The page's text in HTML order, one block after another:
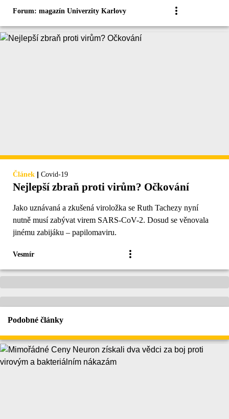
Forum: magazín Univerzity Karlovy
Článek | Covid-19
Nejlepší zbraň proti virům? Očkování
Jako uznávaná a zkušená viroložka se Ruth Tachezy nyní
nutně musí zabývat virem SARS-CoV-2. Dosud se věnovala
jinému zabijáku – papilomaviru.
Vesmír
Podobné články